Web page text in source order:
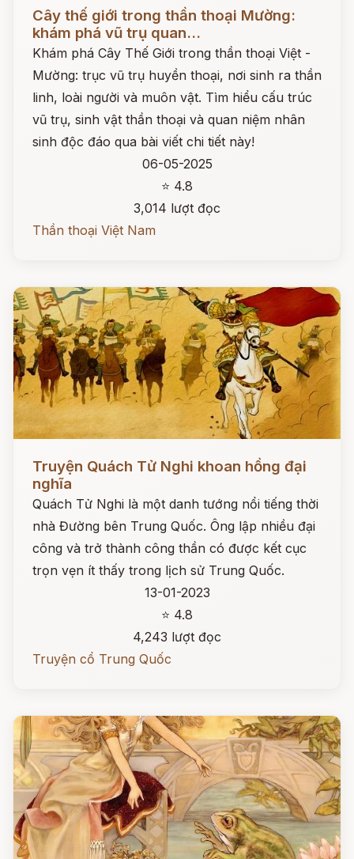
Cây thế giới trong thần thoại Mường:
khám phá vũ trụ quan...
Khám phá Cây Thế Giới trong thần thoại Việt -
Mường: trục vũ trụ huyền thoại, nơi sinh ra thần
linh, loài người và muôn vật. Tìm hiểu cấu trúc
vũ trụ, sinh vật thần thoại và quan niệm nhân
sinh độc đáo qua bài viết chi tiết này!
06-05-2025
⭐ 4.8
3,014 lượt đọc
Thần thoại Việt Nam
Truyện Quách Tử Nghi khoan hồng đại
nghĩa
Quách Tử Nghi là một danh tướng nổi tiếng thời
nhà Đường bên Trung Quốc. Ông lập nhiều đại
công và trở thành công thần có được kết cục
trọn vẹn ít thấy trong lịch sử Trung Quốc.
13-01-2023
⭐ 4.8
4,243 lượt đọc
Truyện cổ Trung Quốc